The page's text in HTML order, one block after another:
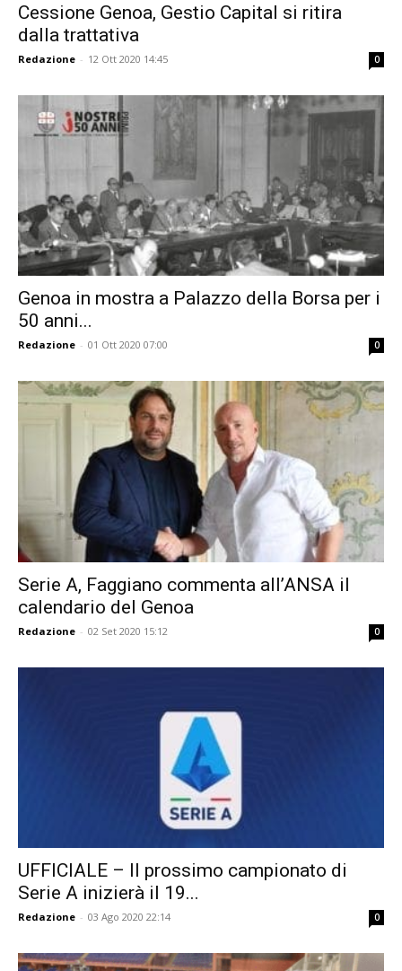
Cessione Genoa, Gestio Capital si ritira
dalla trattativa
Redazione - 12 Ott 2020 14:45 0
Genoa in mostra a Palazzo della Borsa per i
50 anni...
Redazione - 01 Ott 2020 07:00 0
Serie A, Faggiano commenta all’ANSA il
calendario del Genoa
Redazione - 02 Set 2020 15:12 0
UFFICIALE – Il prossimo campionato di
Serie A inizierà il 19...
Redazione - 03 Ago 2020 22:14 0